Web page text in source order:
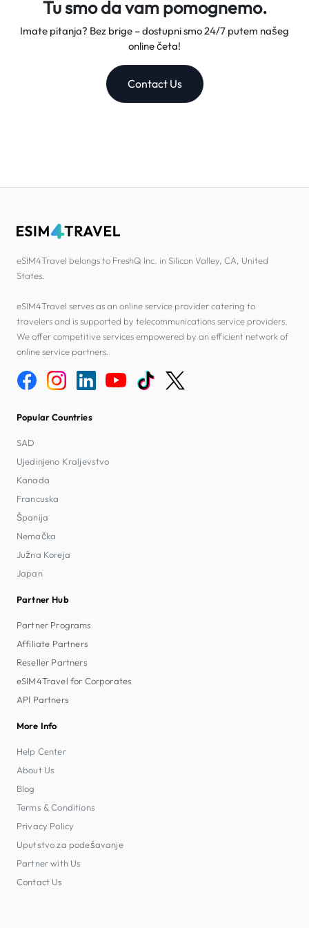
Tu smo da vam pomognemo.
Imate pitanja? Bez brige – dostupni smo 24/7 putem našeg
online četa!
Contact Us
eSIM4Travel belongs to FreshQ Inc. in Silicon Valley, CA, United
States.
eSIM4Travel serves as an online service provider catering to
travelers and is supported by telecommunications service providers.
We offer competitive services empowered by an efficient network of
online service partners.
Popular Countries
SAD
Ujedinjeno Kraljevstvo
Kanada
Francuska
Španija
Nemačka
Južna Koreja
Japan
Partner Hub
Partner Programs
Affiliate Partners
Reseller Partners
eSIM4Travel for Corporates
API Partners
More Info
Help Center
About Us
Blog
Terms & Conditions
Privacy Policy
Uputstvo za podešavanje
Partner with Us
Contact Us